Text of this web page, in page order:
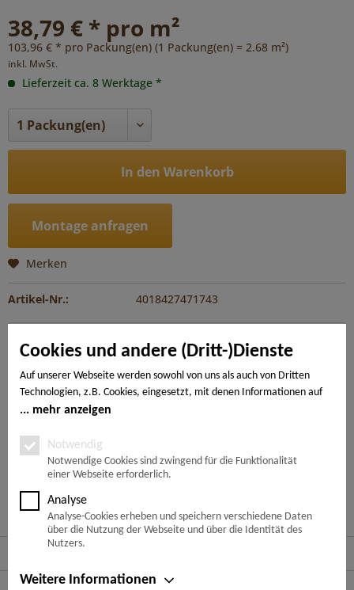
Cookies und andere (Dritt-)Dienste
Auf unserer Webseite werden sowohl von uns als auch von Dritten
Technologien, z.B. Cookies, eingesetzt, mit denen Informationen auf
Ihrem Endgerät gespeichert und/oder von Ihrem Endgerät abgerufen
Notwendige Cookies, Analyse-, Marketing- und Statistik-Cookies. Bei
den notwendigen Cookies handelt es sich um solche, die technisch
notwendig sind, um den von Ihnen gewünschten Dienst
bereitzustellen, die übrigen Cookies werden nur auf Grund einer von
Ihnen erteilten Einwilligung gesetzt. Die Einwilligung ist freiwillig.
Personen, die das 16. Lebensjahr noch nicht vollendet haben,
benötigen die Zustimmung der Sorgeberechtigten. Sie können Ihre
Sie dazu lediglich den Cookie-Banner erneut auf und ändern Sie Ihre
mehr anzeigen
Notwendig
Notwendige Cookies sind zwingend für die Funktionalität
einer Webseite erforderlich.
Analyse
Analyse-Cookies erheben und speichern verschiedene Daten
über die Nutzung der Webseite und über die Identität des
Nutzers.
Weitere Informationen
38,79 € * pro m²
103,96 € * pro Packung(en) (1 Packung(en) = 2.68 m²)
inkl. MwSt.
Lieferzeit ca. 8 Werktage *
In den Warenkorb
Montage anfragen
Merken
Artikel-Nr.: 4018427471743
Der WaveAqua mit spezieller Surface Protect Oberfläche ist
extrem kratzbeständig und steckt all...mehr
Ähnliche Artikel
Kunden haben sich ebenfalls angesehen